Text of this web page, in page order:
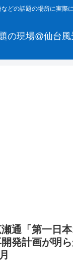
どの話題の場所に実際
の現場@仙台
通「第一日
発計画が明